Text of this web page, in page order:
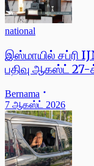
national
இஸ்மாயில் சப்ரி
பதிவு ஆகஸ்ட் 27-
Bernama
7 ஆகஸ்ட் 2026